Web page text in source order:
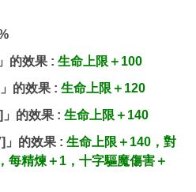
的效果 : 生命上限＋100
的效果 : 生命上限＋120
的效果 : 生命上限＋140
」的效果 : 生命上限＋140，對
每精煉＋1，十字驅魔傷害＋